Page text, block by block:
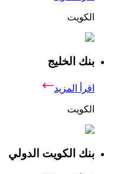
الكويت
بنك الخليج
اقرأ المزيد
الكويت
بنك الكويت الدولي